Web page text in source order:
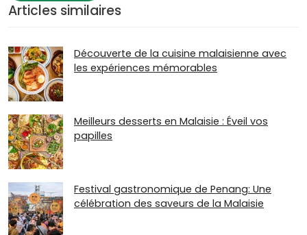
Articles similaires
Découverte de la cuisine malaisienne avec
les expériences mémorables
Meilleurs desserts en Malaisie : Éveil vos
papilles
Festival gastronomique de Penang: Une
célébration des saveurs de la Malaisie